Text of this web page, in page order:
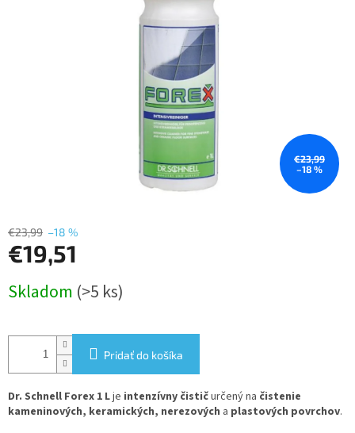
€23,99
–18 %
€23,99 –18 %
€19,51
cena:
Skladom (>5 ks)
Pridať do košíka
Dr. Schnell Forex 1 Lje intenzívny čističurčený na čistenie
kameninových, keramických, nerezových a plastových povrchov.